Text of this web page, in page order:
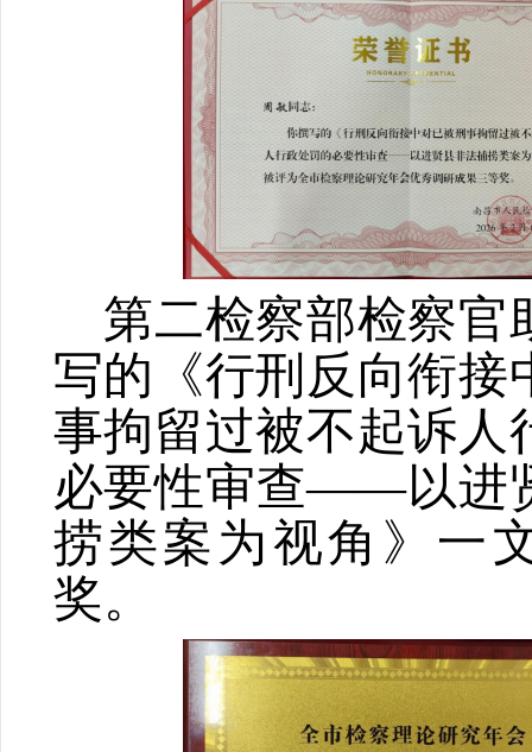
第二检察部检察官
写的 《行刑反向衔
事拘留过被不起诉人
必要性审查——以进
捞类案为视角》 一
奖。